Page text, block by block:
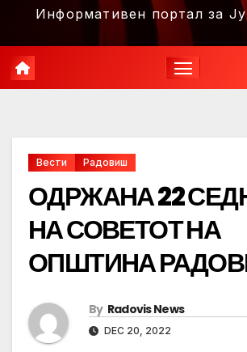
Информативен портал за
Вести Радовиш
ОДРЖАНА 22
НА СОВЕТОТ НА
ОПШТИНА
By Radovis News
DEC 20, 2022